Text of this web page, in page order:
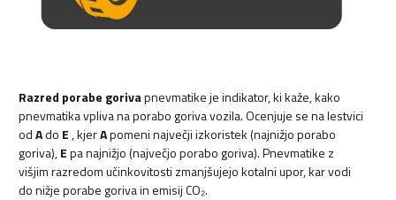
Razred porabe gorivapnevmatike je indikator, ki kaže, kako
pnevmatika vpliva na porabo goriva vozila. Ocenjuje se na lestvici
odAdo E , kjerApomeni največji izkoristek (najnižjo porabo
goriva),Epa najnižjo (največjo porabo goriva). Pnevmatike z
višjim razredom učinkovitosti zmanjšujejo kotalni upor, kar vodi
do nižje porabe goriva in emisij CO₂.